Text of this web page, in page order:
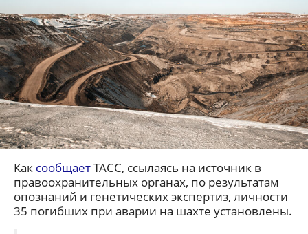
Как сообщаетТАСС, ссылаясь на источник в
правоохранительных органах, по результатам
опознаний и генетических экспертиз, личности
35 погибших при аварии на шахте установлены.